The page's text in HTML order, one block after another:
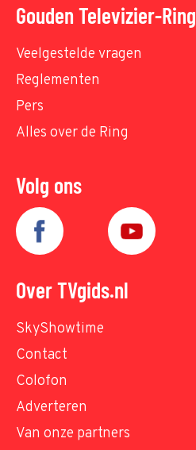
Gouden Televizier-Ring
Veelgestelde vragen
Reglementen
Pers
Alles over de Ring
Volg ons
Over TVgids.nl
SkyShowtime
Contact
Colofon
Adverteren
Van onze partners